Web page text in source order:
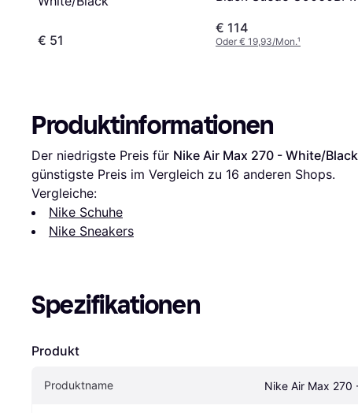
€ 51
€ 114
Oder € 19,93/Mon.¹
Produktinformationen
Der niedrigste Preis für Nike Air Max 270 - White/Black
günstigste Preis im Vergleich zu 16 anderen Shops.
Vergleiche:
Nike Schuhe
Nike Sneakers
Spezifikationen
Produkt
Produktname Nike Air Max 270